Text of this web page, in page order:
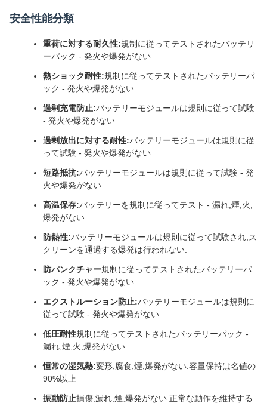
安全性能分類
重荷に対する耐久性:規制に従ってテストされたバッテリ
ーパック - 発火や爆発がない
熱ショック耐性:規制に従ってテストされたバッテリーパ
ック - 発火や爆発がない
過剰充電防止:バッテリーモジュールは規則に従って試験
- 発火や爆発がない
過剰放出に対する耐性:バッテリーモジュールは規則に従
って試験 - 発火や爆発がない
短路抵抗:バッテリーモジュールは規則に従って試験 - 発
火や爆発がない
高温保存:バッテリーを規制に従ってテスト - 漏れ,煙,火,
爆発がない
防熱性:バッテリーモジュールは規則に従って試験され,ス
クリーンを通過する爆発は行われない.
防パンクチャー規制に従ってテストされたバッテリーパ
ック - 発火や爆発がない
エクストルーション防止:バッテリーモジュールは規則に
従って試験 - 発火や爆発がない
低圧耐性規制に従ってテストされたバッテリーパック -
漏れ,煙,火,爆発がない
恒常の湿気熱:変形,腐食,煙,爆発がない.容量保持は名値の
90%以上
振動防止損傷,漏れ,煙,爆発がない.正常な動作を維持する